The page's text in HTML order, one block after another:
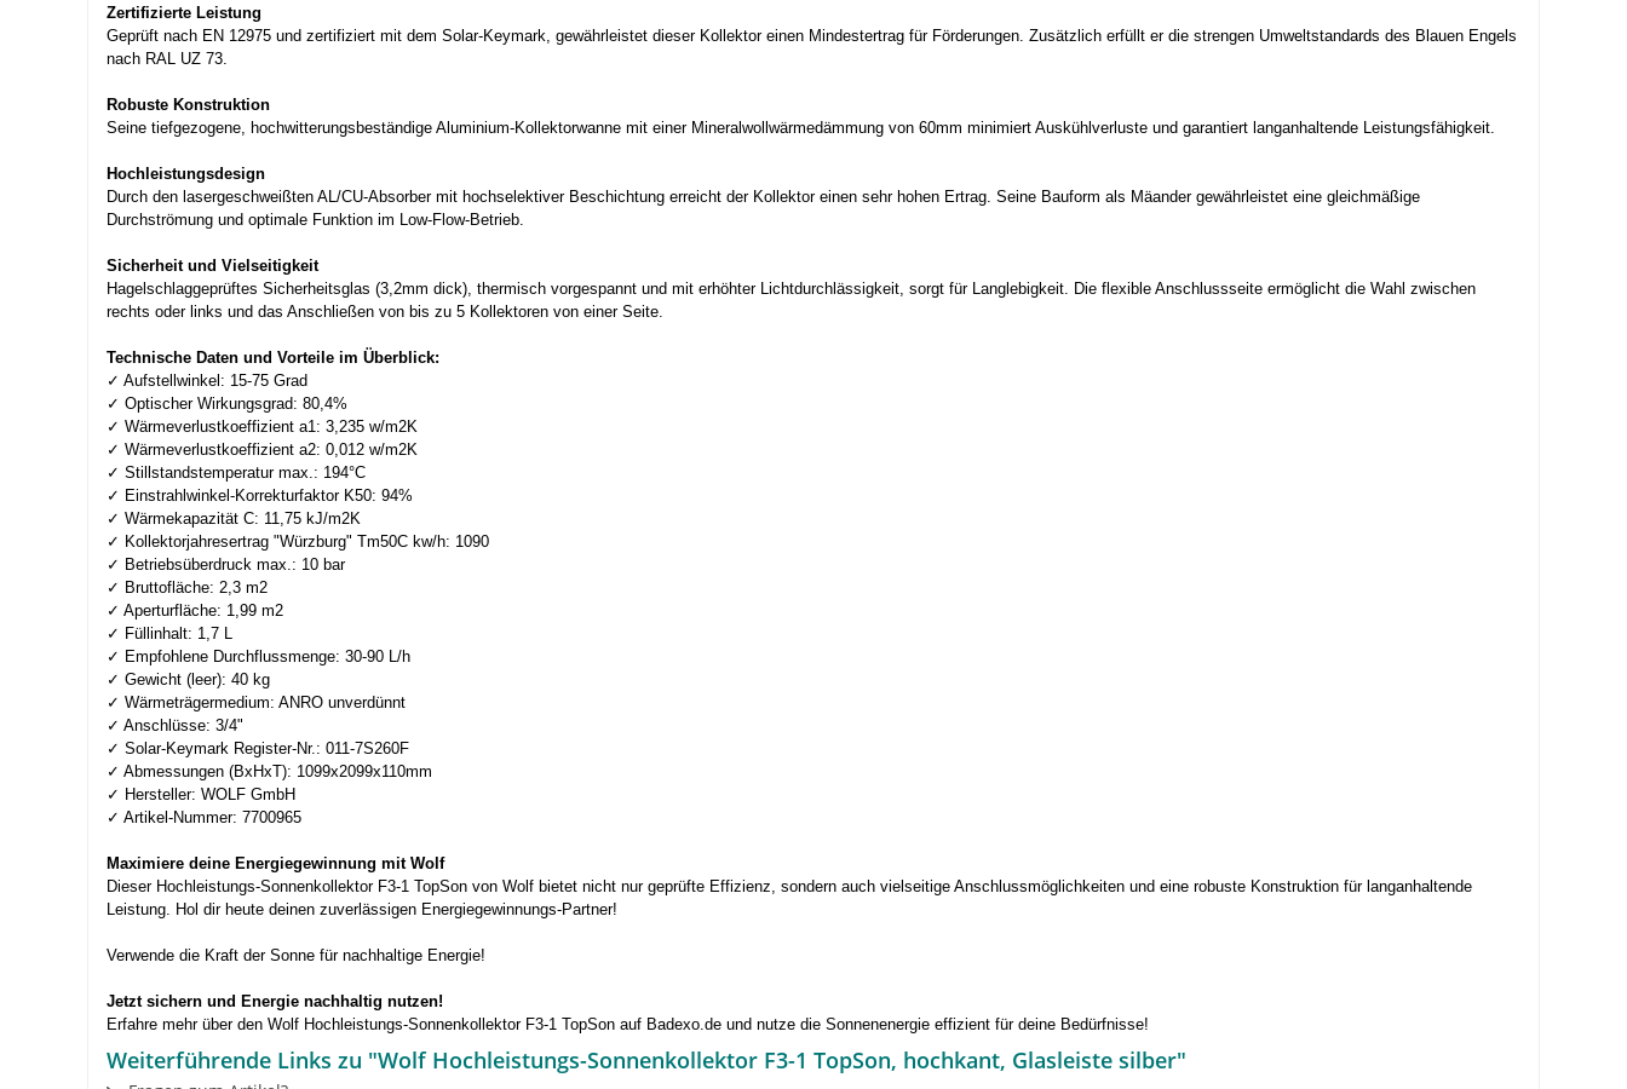
Zertifizierte Leistung
Geprüft nach EN 12975 und zertifiziert mit dem Solar-Keymark, gewährleistet dieser Kollektor einen Mindestertrag für Förderungen. Zusätzlich erfüllt er die strengen Umweltstandards des Blauen Engels
nach RAL UZ 73.
Robuste Konstruktion
Seine tiefgezogene, hochwitterungsbeständige Aluminium-Kollektorwanne mit einer Mineralwollwärmedämmung von 60mm minimiert Auskühlverluste und garantiert langanhaltende Leistungsfähigkeit.
Hochleistungsdesign
Durch den lasergeschweißten AL/CU-Absorber mit hochselektiver Beschichtung erreicht der Kollektor einen sehr hohen Ertrag. Seine Bauform als Mäander gewährleistet eine gleichmäßige
Durchströmung und optimale Funktion im Low-Flow-Betrieb.
Sicherheit und Vielseitigkeit
Hagelschlaggeprüftes Sicherheitsglas (3,2mm dick), thermisch vorgespannt und mit erhöhter Lichtdurchlässigkeit, sorgt für Langlebigkeit. Die flexible Anschlussseite ermöglicht die Wahl zwischen
rechts oder links und das Anschließen von bis zu 5 Kollektoren von einer Seite.
Technische Daten und Vorteile im Überblick:
✓ Aufstellwinkel: 15-75 Grad
✓ Optischer Wirkungsgrad: 80,4%
✓ Wärmeverlustkoeffizient a1: 3,235 w/m2K
✓ Wärmeverlustkoeffizient a2: 0,012 w/m2K
✓ Stillstandstemperatur max.: 194°C
✓ Einstrahlwinkel-Korrekturfaktor K50: 94%
✓ Wärmekapazität C: 11,75 kJ/m2K
✓ Kollektorjahresertrag "Würzburg" Tm50C kw/h: 1090
✓ Betriebsüberdruck max.: 10 bar
✓ Bruttofläche: 2,3 m2
✓ Aperturfläche: 1,99 m2
✓ Füllinhalt: 1,7 L
✓ Empfohlene Durchflussmenge: 30-90 L/h
✓ Gewicht (leer): 40 kg
✓ Wärmeträgermedium: ANRO unverdünnt
✓ Anschlüsse: 3/4"
✓ Solar-Keymark Register-Nr.: 011-7S260F
✓ Abmessungen (BxHxT): 1099x2099x110mm
✓ Hersteller: WOLF GmbH
✓ Artikel-Nummer: 7700965
Maximiere deine Energiegewinnung mit Wolf
Dieser Hochleistungs-Sonnenkollektor F3-1 TopSon von Wolf bietet nicht nur geprüfte Effizienz, sondern auch vielseitige Anschlussmöglichkeiten und eine robuste Konstruktion für langanhaltende
Leistung. Hol dir heute deinen zuverlässigen Energiegewinnungs-Partner!
Verwende die Kraft der Sonne für nachhaltige Energie!
Jetzt sichern und Energie nachhaltig nutzen!
Erfahre mehr über den Wolf Hochleistungs-Sonnenkollektor F3-1 TopSon auf Badexo.de und nutze die Sonnenenergie effizient für deine Bedürfnisse!
Weiterführende Links zu "Wolf Hochleistungs-Sonnenkollektor F3-1 TopSon, hochkant, Glasleiste silber"